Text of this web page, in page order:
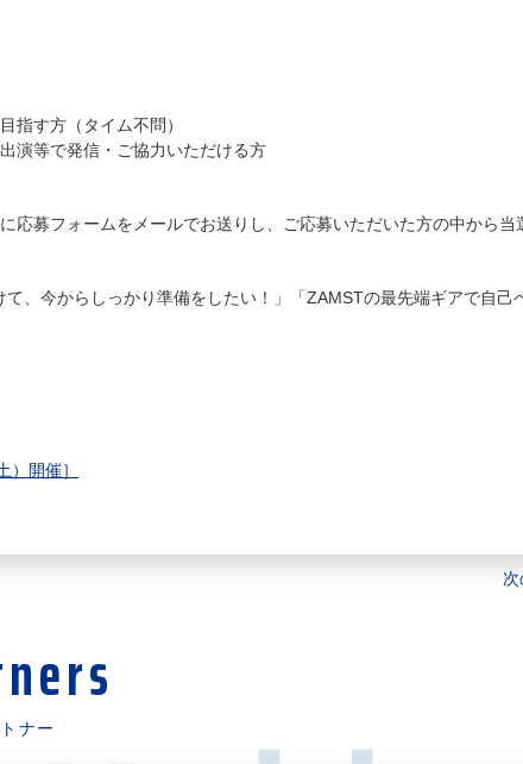
指す方（タイム不問）
演等で発信・ご協力いただける方
応募フォームをメールでお送りし、ご応募いただいた方の中から当
、今からしっかり準備をしたい！」「ZAMSTの最先端ギアで自己
開催］
次
ナー